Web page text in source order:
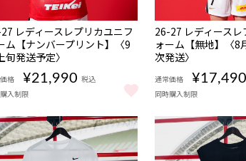
ガンバ大阪） をもっと見る
数量
限定
受注
商品
レディースレプリカユニフ
ム【ナンバープリント】〈9
旬発送予定〉
格 ¥21,990 税込
入制限
NEW
数量
限定
受注
26-27 レディースレ
ォーム【無地】〈8
次発送〉
通常価格 ¥17,490
同時購入制限